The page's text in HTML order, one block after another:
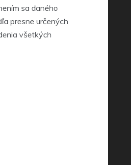
sa daného
presne určených
všetkých